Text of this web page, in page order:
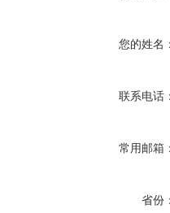
您的姓名
联系电话
常用邮箱
省份